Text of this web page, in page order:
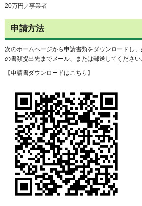
20万円／事業者
申請方法
次のホームページから申請書類をダウンロードし
の書類提出先までメール、または郵送してください
【申請書ダウンロードはこちら】